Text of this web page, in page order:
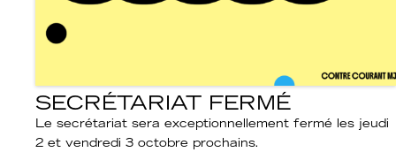
SECRÉTARIAT FERMÉ
Le secrétariat sera exceptionnellement fermé les jeudi
2 et vendredi 3 octobre prochains.